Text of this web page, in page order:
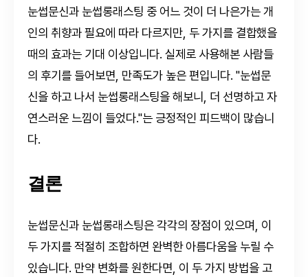
눈썹문신과 눈썹롱래스팅 중 어느 것이 더 나은가는 개
인의 취향과 필요에 따라 다르지만, 두 가지를 결합했을
때의 효과는 기대 이상입니다. 실제로 사용해본 사람들
의 후기를 들어보면, 만족도가 높은 편입니다. "눈썹문
신을 하고 나서 눈썹롱래스팅을 해보니, 더 선명하고 자
연스러운 느낌이 들었다."는 긍정적인 피드백이 많습니
다.
결론
눈썹문신과 눈썹롱래스팅은 각각의 장점이 있으며, 이
두 가지를 적절히 조합하면 완벽한 아름다움을 누릴 수
있습니다. 만약 변화를 원한다면, 이 두 가지 방법을 고